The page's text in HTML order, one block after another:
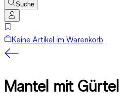
Suche
Keine Artikel im Warenkorb
Mantel mit Gürtel